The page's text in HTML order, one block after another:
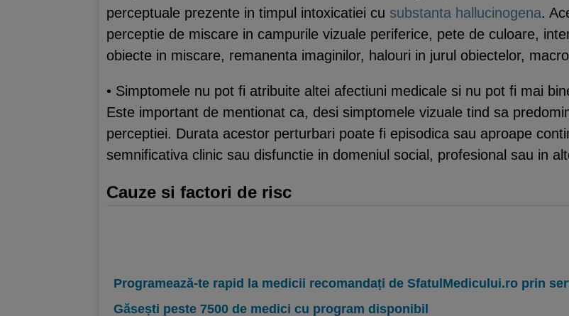
perceptuale prezente in timpul intoxicatiei cu substanta hallucinogena.
perceptie de miscare in campurile vizuale periferice, pete de culoare,
obiecte in miscare, remanenta imaginilor, halouri in jurul obiectelor,
• Simptomele nu pot fi atribuite altei afectiuni medicale si nu pot fi mai
Este important de mentionat ca, desi simptomele vizuale tind sa
perceptiei. Durata acestor perturbari poate fi episodica sau aproape
semnificativa clinic sau disfunctie in domeniul social, profesional sau in
Cauze si factori de risc
Programează-te rapid la medicii recomandați de SfatulMedicului.ro prin
Găsești peste 7500 de medici cu program disponibil